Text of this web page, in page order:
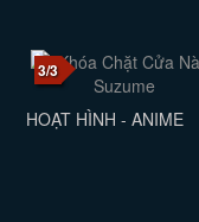
3/3
HOẠT HÌNH - ANIME